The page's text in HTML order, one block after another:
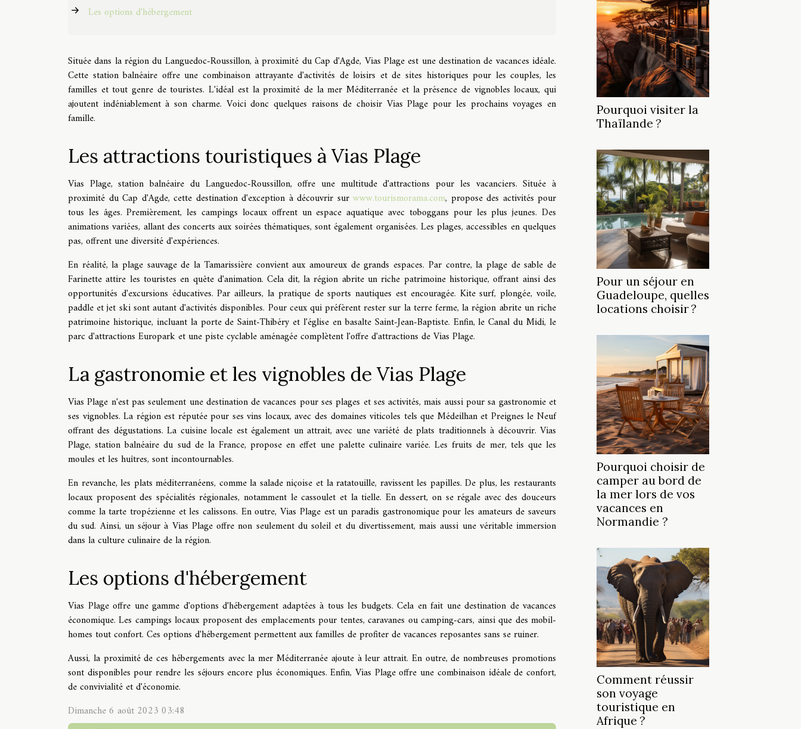
Les options d'hébergement
Située dans la région du Languedoc-Roussillon, à proximité du Cap d'Agde, Vias Plage est une destination de vacances idéale.
Cette station balnéaire offre une combinaison attrayante d'activités de loisirs et de sites historiques pour les couples, les
familles et tout genre de touristes. L'idéal est la proximité de la mer Méditerranée et la présence de vignobles locaux, qui
ajoutent indéniablement à son charme. Voici donc quelques raisons de choisir Vias Plage pour les prochains voyages en
famille.
Les attractions touristiques à Vias Plage
Vias Plage, station balnéaire du Languedoc-Roussillon, offre une multitude d'attractions pour les vacanciers. Située à
proximité du Cap d'Agde, cette destination d'exception à découvrir sur www.tourismorama.com, propose des activités pour
tous les âges. Premièrement, les campings locaux offrent un espace aquatique avec toboggans pour les plus jeunes. Des
animations variées, allant des concerts aux soirées thématiques, sont également organisées. Les plages, accessibles en quelques
pas, offrent une diversité d'expériences.
En réalité, la plage sauvage de la Tamarissière convient aux amoureux de grands espaces. Par contre, la plage de sable de
Farinette attire les touristes en quête d'animation. Cela dit, la région abrite un riche patrimoine historique, offrant ainsi des
opportunités d'excursions éducatives. Par ailleurs, la pratique de sports nautiques est encouragée. Kite surf, plongée, voile,
paddle et jet ski sont autant d'activités disponibles. Pour ceux qui préfèrent rester sur la terre ferme, la région abrite un riche
patrimoine historique, incluant la porte de Saint-Thibéry et l'église en basalte Saint-Jean-Baptiste. Enfin, le Canal du Midi, le
parc d'attractions Europark et une piste cyclable aménagée complètent l'offre d'attractions de Vias Plage.
La gastronomie et les vignobles de Vias Plage
Vias Plage n'est pas seulement une destination de vacances pour ses plages et ses activités, mais aussi pour sa gastronomie et
ses vignobles. La région est réputée pour ses vins locaux, avec des domaines viticoles tels que Médeilhan et Preignes le Neuf
offrant des dégustations. La cuisine locale est également un attrait, avec une variété de plats traditionnels à découvrir. Vias
Plage, station balnéaire du sud de la France, propose en effet une palette culinaire variée. Les fruits de mer, tels que les
moules et les huîtres, sont incontournables.
En revanche, les plats méditerranéens, comme la salade niçoise et la ratatouille, ravissent les papilles. De plus, les restaurants
locaux proposent des spécialités régionales, notamment le cassoulet et la tielle. En dessert, on se régale avec des douceurs
comme la tarte tropézienne et les calissons. En outre, Vias Plage est un paradis gastronomique pour les amateurs de saveurs
du sud. Ainsi, un séjour à Vias Plage offre non seulement du soleil et du divertissement, mais aussi une véritable immersion
dans la culture culinaire de la région.
Les options d'hébergement
Vias Plage offre une gamme d'options d'hébergement adaptées à tous les budgets. Cela en fait une destination de vacances
économique. Les campings locaux proposent des emplacements pour tentes, caravanes ou camping-cars, ainsi que des mobil-
homes tout confort. Ces options d'hébergement permettent aux familles de profiter de vacances reposantes sans se ruiner.
Aussi, la proximité de ces hébergements avec la mer Méditerranée ajoute à leur attrait. En outre, de nombreuses promotions
sont disponibles pour rendre les séjours encore plus économiques. Enfin, Vias Plage offre une combinaison idéale de confort,
de convivialité et d'économie.
Dimanche 6 août 2023 03:48
Pourquoi visiter la
Thaïlande ?
Pour un séjour en
Guadeloupe, quelles
locations choisir ?
Pourquoi choisir de
camper au bord de
la mer lors de vos
vacances en
Normandie ?
Comment réussir
son voyage
touristique en
Afrique ?